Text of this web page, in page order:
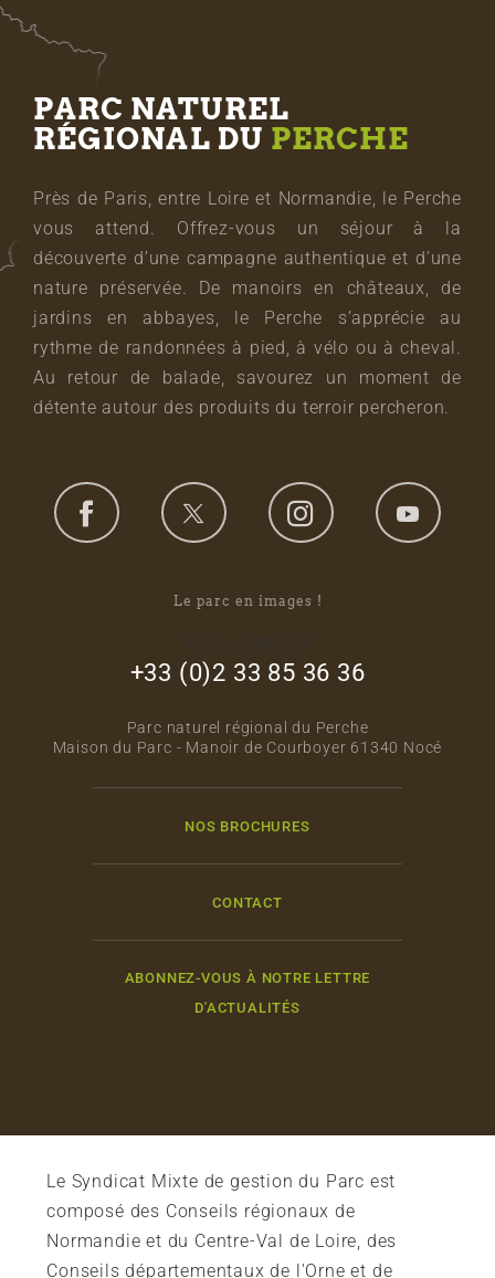
PARC NATUREL
RÉGIONAL DU PERCHE
Près de Paris, entre Loire et Normandie, le Perche
vous attend. Offrez-vous un séjour à la
découverte d’une campagne authentique et d’une
nature préservée. De manoirs en châteaux, de
jardins en abbayes, le Perche s’apprécie au
rythme de randonnées à pied, à vélo ou à cheval.
Au retour de balade, savourez un moment de
détente autour des produits du terroir percheron.
Le parc en images !
+33 (0)2 33 85 36 36
Parc naturel régional du Perche
Maison du Parc - Manoir de Courboyer 61340 Nocé
NOS BROCHURES
CONTACT
ABONNEZ-VOUS À NOTRE LETTRE
D'ACTUALITÉS
Le Syndicat Mixte de gestion du Parc est
composé des Conseils régionaux de
Normandie et du Centre-Val de Loire, des
Conseils départementaux de l'Orne et de